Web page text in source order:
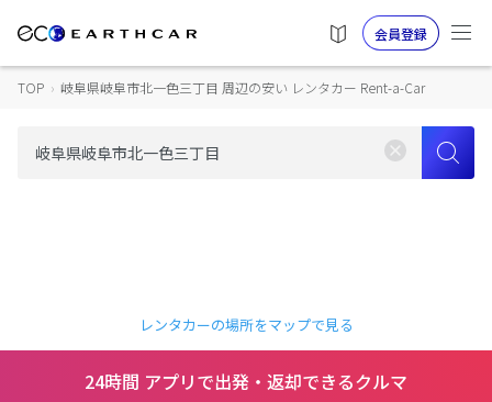
会員登録
TOP › 岐阜県岐阜市北一色三丁目 周辺の安い レンタカー Rent-a-Car
レンタカーの場所をマップで見る
24時間 アプリで出発・返却できるクルマ